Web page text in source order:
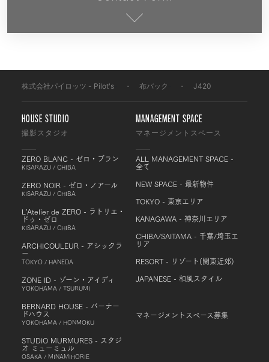
株式会社パイロッツ - Pilot's 布バック J420
HOUSE STUDIO
撮影スタジオ
ZERO BLANC - ゼロ・ブラン
KISARAZU / CHIBA
ZERO NOIR - ゼロ・ノアール
KISARAZU / CHIBA
L'Atelier de ZERO - ラトリエ・
ドゥ・ゼロ
KISARAZU / CHIBA
ARCHICOULEUR - アシックラ
ー
TOKYO / HANEDA
ZONE ID - ゾーン・アイディ
YOKOHAMA / TSURUMI
BERNARD HOUSE - バーナー
ドハウス
YOKOHAMA / HONMOKU
STUDIO MURMURES - スタジ
オ ミューミュル
OSAKA / MINAMIHORIE
MANAGEMENT SPACE
マネージメントスペース
ALL MANAGEMENT SPACE -
全て
NEW SPACE - 最新物件
TOKYO - 東京エリア
KANAGAWA - 神奈川エリア
CHIBA/SAITAMA - 千葉/埼玉エ
リア
RESORT - リゾート(関東近郊)
JAPANESE - 和風スタイル
マネージメントスペース募集